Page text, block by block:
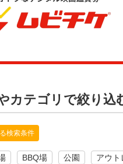
カテゴリで絞り込
検索条件
BBQ場 公園 アウト